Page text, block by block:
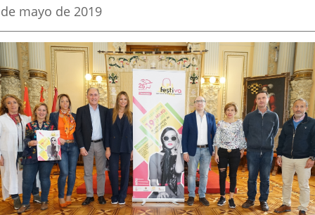
aplicación
externa.
aplicación
externa.
aplicación
externa.
mayo de 2019